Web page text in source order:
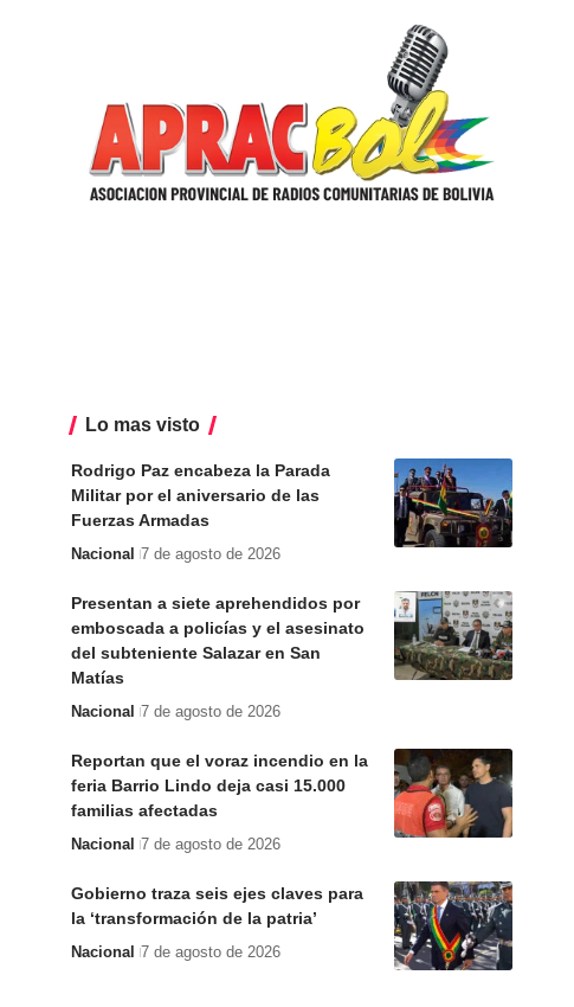
Lo mas visto
Rodrigo Paz encabeza la Parada
Militar por el aniversario de las
Fuerzas Armadas
Nacional 7 de agosto de 2026
Presentan a siete aprehendidos por
emboscada a policías y el asesinato
del subteniente Salazar en San
Matías
Nacional 7 de agosto de 2026
Reportan que el voraz incendio en la
feria Barrio Lindo deja casi 15.000
familias afectadas
Nacional 7 de agosto de 2026
Gobierno traza seis ejes claves para
la ‘transformación de la patria’
Nacional 7 de agosto de 2026